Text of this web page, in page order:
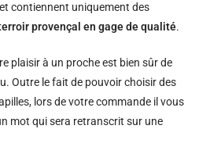
contiennent uniquement des
provençal en gage de qualité.
plaisir à un proche est bien sûr de
Outre le fait de pouvoir choisir des
lors de votre commande il vous
mot qui sera retranscrit sur une